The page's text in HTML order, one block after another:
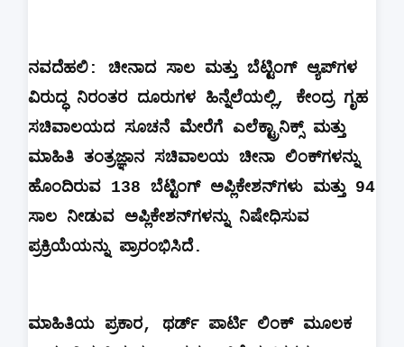
ನವದೆಹಲಿ : ಚೀನಾದ ಸಾಲ ಮತ್ತು ಬೆಟ್ಟಿಂಗ್ ಆ್ಯಪ್‌ಗಳ
ವಿರುದ್ಧ ನಿರಂತರ ದೂರುಗಳ ಹಿನ್ನೆಲೆಯಲ್ಲಿ, ಕೇಂದ್ರ ಗೃಹ
ಸಚಿವಾಲಯದ ಸೂಚನೆ ಮೇರೆಗೆ ಎಲೆಕ್ಟ್ರಾನಿಕ್ಸ್ ಮತ್ತು
ಮಾಹಿತಿ ತಂತ್ರಜ್ಞಾನ ಸಚಿವಾಲಯ ಚೀನಾ ಲಿಂಕ್‌ಗಳನ್ನು
ಹೊಂದಿರುವ 138 ಬೆಟ್ಟಿಂಗ್ ಅಪ್ಲಿಕೇಶನ್‌ಗಳು ಮತ್ತು94
ಸಾಲ ನೀಡುವ ಅಪ್ಲಿಕೇಶನ್‌ಗಳನ್ನು ನಿಷೇಧಿಸುವ
ಪ್ರಕ್ರಿಯೆಯನ್ನು ಪ್ರಾರಂಭಿಸಿದೆ.
ಮಾಹಿತಿಯ ಪ್ರಕಾರ, ಥರ್ಡ್ ಪಾರ್ಟಿ ಲಿಂಕ್ ಮೂಲಕ